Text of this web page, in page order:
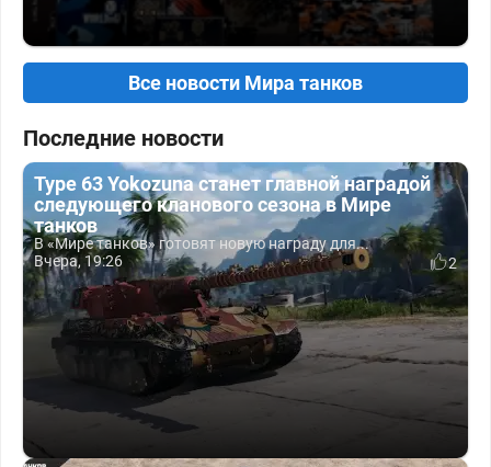
Все новости Мира танков
Последние новости
Type 63 Yokozuna станет главной наградой
следующего кланового сезона в Мире
танков
В «Мире танков» готовят новую награду для...
Вчера, 19:26
2